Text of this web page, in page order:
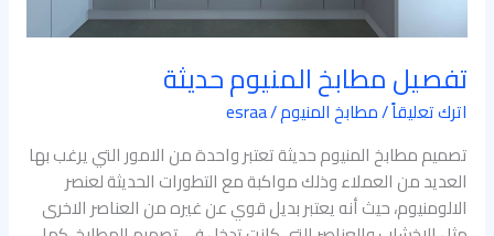
تفصيل مطابخ المنيوم حديثة
اترك تعليقاً/مطابخ المنيوم/
esraa
تصميم مطابخ المنيوم حديثة تعتبر واحدة من الامور التي يرغب بها
العديد من العملاء وذلك مواكبة مع التطورات الحديثة لعنصر
الالومنيوم، حيث أنه يعتبر بديل قوي عن غيره من العناصر الاخرى